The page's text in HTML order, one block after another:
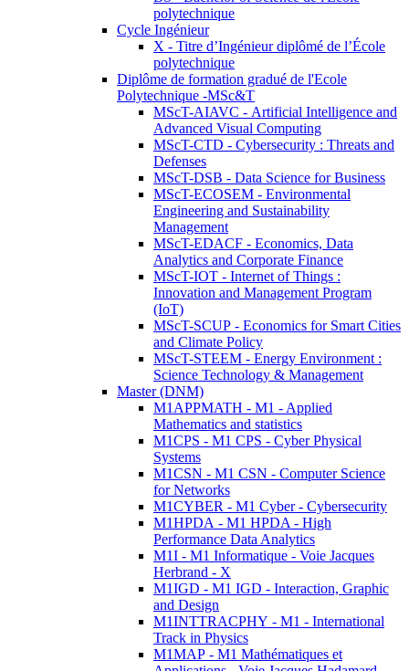
polytechnique
Cycle Ingénieur
X - Titre d’Ingénieur diplômé de l’École
polytechnique
Diplôme de formation gradué de l'Ecole
Polytechnique -MSc&T
MScT-AIAVC - Artificial Intelligence and
Advanced Visual Computing
MScT-CTD - Cybersecurity : Threats and
Defenses
MScT-DSB - Data Science for Business
MScT-ECOSEM - Environmental
Engineering and Sustainability
Management
MScT-EDACF - Economics, Data
Analytics and Corporate Finance
MScT-IOT - Internet of Things :
Innovation and Management Program
(IoT)
MScT-SCUP - Economics for Smart Cities
and Climate Policy
MScT-STEEM - Energy Environment :
Science Technology & Management
Master (DNM)
M1APPMATH - M1 - Applied
Mathematics and statistics
M1CPS - M1 CPS - Cyber Physical
Systems
M1CSN - M1 CSN - Computer Science
for Networks
M1CYBER - M1 Cyber - Cybersecurity
M1HPDA - M1 HPDA - High
Performance Data Analytics
M1I - M1 Informatique - Voie Jacques
Herbrand - X
M1IGD - M1 IGD - Interaction, Graphic
and Design
M1INTTRACPHY - M1 - International
Track in Physics
M1MAP - M1 Mathématiques et